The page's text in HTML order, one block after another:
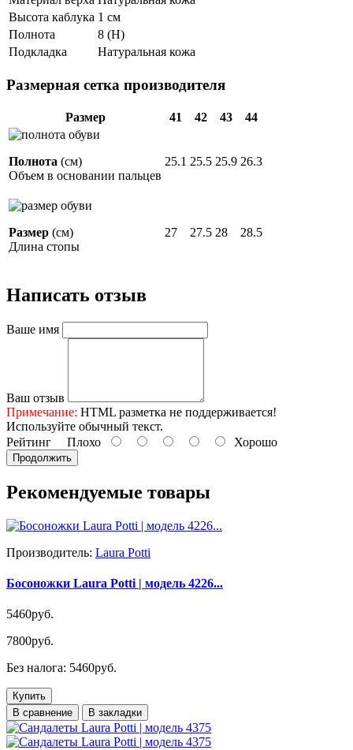
Высота каблука 1 см
Полнота
8 (H)
Подкладка
Натуральная кожа
Размерная сетка производителя
Размер 41 42 43 44
Полнота (см)
Объем в основании пальцев
25.1 25.5 25.9 26.3
Размер (см)
Длина стопы
27 27.5 28 28.5
Написать отзыв
Ваше имя
Ваш отзыв
Примечание: HTML разметка не поддерживается!
Используйте обычный текст.
Рейтинг Плохо Хорошо
Продолжить
Рекомендуемые товары
Производитель: Laura Potti
Босоножки Laura Potti | модель 4226...
5460руб.
7800руб.
Без налога: 5460руб.
Купить
В сравнение
В закладки